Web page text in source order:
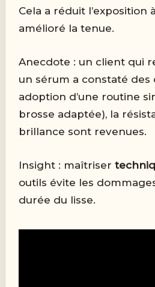
Cela a réduit l’exposition
amélioré la tenue.
Anecdote : un client qui
un sérum a constaté des
adoption d’une routine
brosse adaptée), la
brillance sont revenues.
Insight : maîtriser
outils évite les
durée du lisse.